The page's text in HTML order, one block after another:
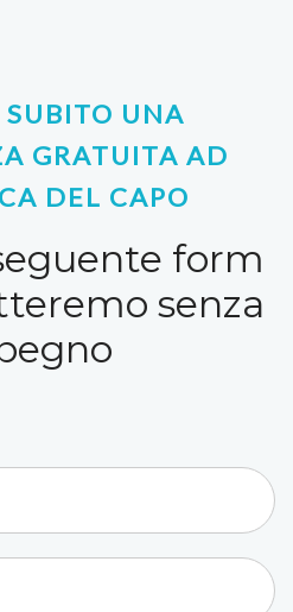
UNA
GRATUITA AD
DEL CAPO
form
senza